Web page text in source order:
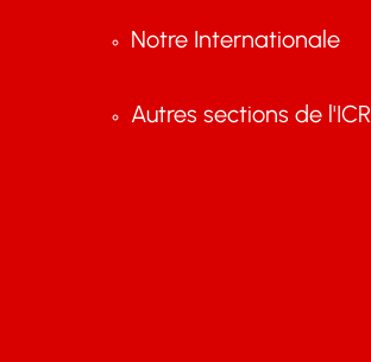
Notre Internationale
Autres sections de l'ICR